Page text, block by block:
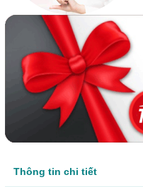
Thông tin chi tiết